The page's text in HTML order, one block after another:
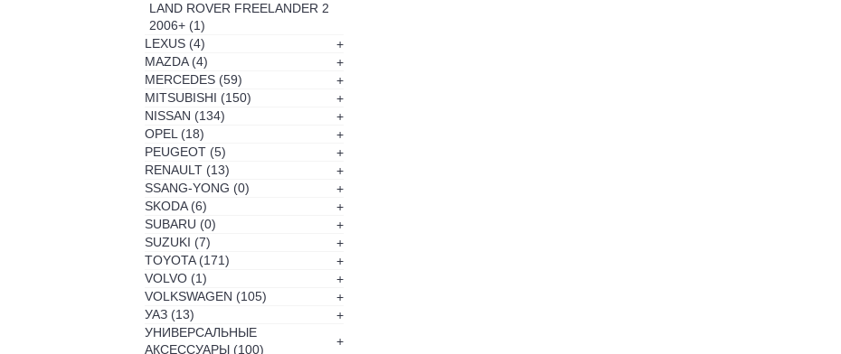
LAND ROVER FREELANDER 2
2006+ (1)
LEXUS (4)
+
MAZDA (4)
+
MERCEDES (59)
+
MITSUBISHI (150)
+
NISSAN (134)
+
OPEL (18)
+
PEUGEOT (5)
+
RENAULT (13)
+
SSANG-YONG (0)
+
SKODA (6)
+
SUBARU (0)
+
SUZUKI (7)
+
TOYOTA (171)
+
VOLVO (1)
+
VOLKSWAGEN (105)
+
УАЗ (13)
+
УНИВЕРСАЛЬНЫЕ
АКСЕССУАРЫ (100)
+